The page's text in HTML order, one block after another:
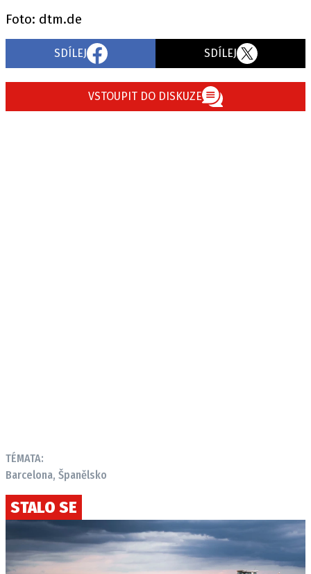
SLEDUJTE NÁS NA
Máte příběh, fotku nebo video?
Foto: dtm.de
SDÍLEJ SDÍLEJ
VSTOUPIT DO DISKUZE
TÉMATA:
Barcelona, Španělsko
STALO SE